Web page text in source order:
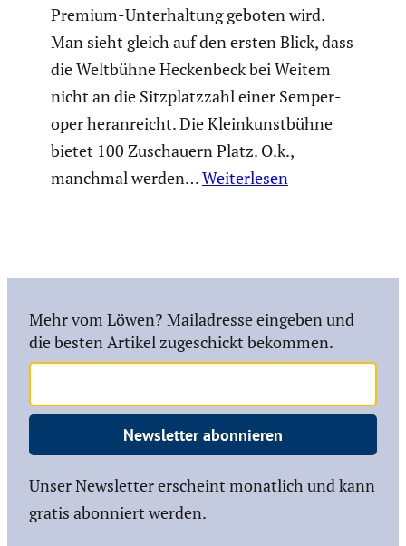
Premium-Unter­hal­tung geboten wird.
Man sieht gleich auf den ersten Blick, dass
die Weltbühne Hecken­beck bei Weitem
nicht an die Sitzplatz­zahl einer Semper­
oper heran­reicht. Die Klein­kunst­bühne
bietet 100 Zuschauern Platz. O.k.,
manchmal werden…Weiterlesen
Mehr vom Löwen? Mailadresse eingeben und
die besten Artikel zugeschickt bekommen.
Newsletter abonnieren
Unser Newsletter erscheint monatlich und kann
gratis abonniert werden.